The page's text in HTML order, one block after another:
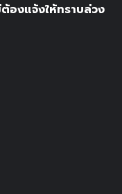
องแจ้งให้ทราบล่วง